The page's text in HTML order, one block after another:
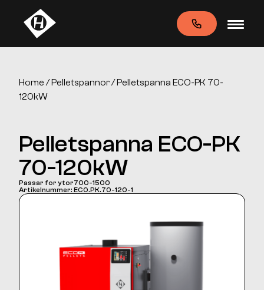
Home /Pelletspannor/ Pelletspanna ECO-PK 70-
120kW
Pelletspanna ECO-PK
70-120kW
Passar for ytor700-1500
Artikelnummer: ECO.PK.70-120-1